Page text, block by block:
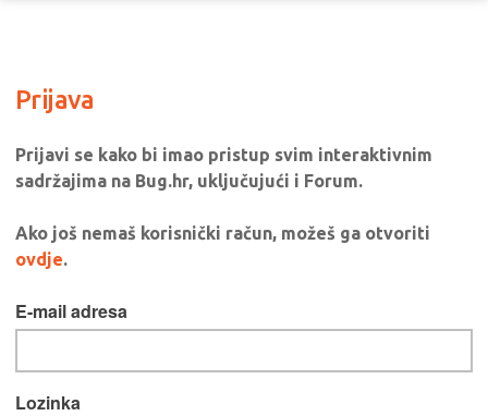
Prijava
Prijavi se kako bi imao pristup svim interaktivnim
sadržajima na Bug.hr, uključujući i Forum.
Ako još nemaš korisnički račun, možeš ga otvoriti
ovdje.
E-mail adresa
Lozinka